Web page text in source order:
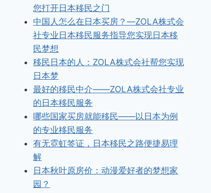
您打开日本移民之门
中国人怎么在日本买房？—ZOLA株式会
社专业日本移民服务指导您实现日本移
民梦想
移民日本的人：ZOLA株式会社帮您实现
日本梦
最好的移民中介——ZOLA株式会社专业
的日本移民服务
哪些国家买房就能移民——以日本为例
的专业移民服务
有无霓虹签证，日本移民之路便捷易理
解
日本秋叶原房价：动漫爱好者的梦想家
园？